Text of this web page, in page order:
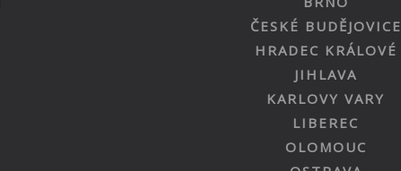
ČESKÉ BUDĚJOVICE
HRADEC KRÁLOVÉ
JIHLAVA
KARLOVY VARY
LIBEREC
OLOMOUC